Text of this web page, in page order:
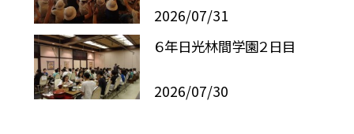
2026/07/31
６年日光林間学園２日目
2026/07/30